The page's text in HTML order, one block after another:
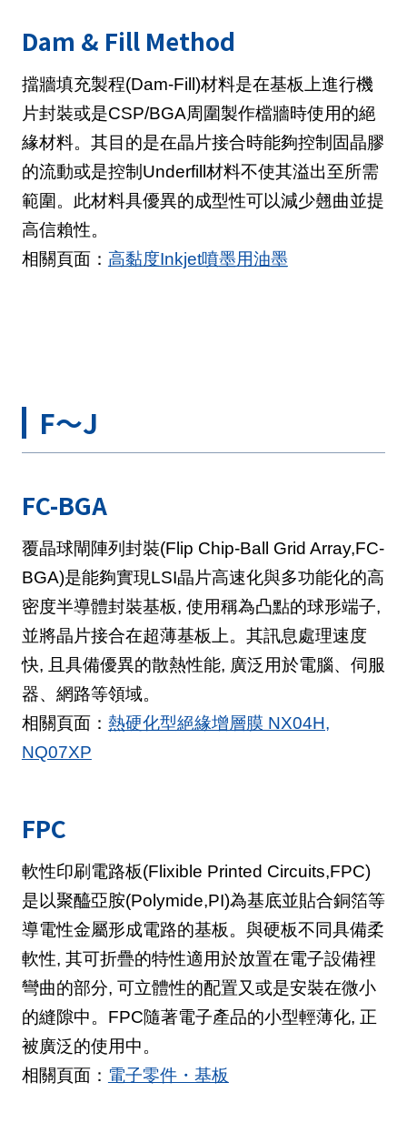
Dam & Fill Method
擋牆填充製程(Dam-Fill)材料是在基板上進行機
片封裝或是CSP/BGA周圍製作檔牆時使用的絕
緣材料。其目的是在晶片接合時能夠控制固晶膠
的流動或是控制Underfill材料不使其溢出至所需
範圍。此材料具優異的成型性可以減少翹曲並提
高信賴性。
相關頁面： 高黏度Inkjet噴墨用油墨
F～J
FC-BGA
覆晶球閘陣列封裝(Flip Chip-Ball Grid Array,FC-
BGA)是能夠實現LSI晶片高速化與多功能化的高
密度半導體封裝基板, 使用稱為凸點的球形端子,
並將晶片接合在超薄基板上。其訊息處理速度
快, 且具備優異的散熱性能, 廣泛用於電腦、伺服
器、網路等領域。
相關頁面： 熱硬化型絕緣增層膜 NX04H,
NQ07XP
FPC
軟性印刷電路板(Flixible Printed Circuits,FPC)
是以聚醯亞胺(Polymide,PI)為基底並貼合銅箔等
導電性金屬形成電路的基板。與硬板不同具備柔
軟性, 其可折疊的特性適用於放置在電子設備裡
彎曲的部分, 可立體性的配置又或是安裝在微小
的縫隙中。FPC隨著電子產品的小型輕薄化, 正
被廣泛的使用中。
相關頁面： 電子零件・基板